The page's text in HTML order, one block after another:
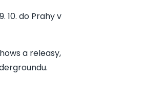
10. do Prahy v
a releasy,